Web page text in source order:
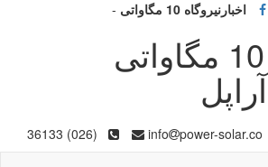
اخبارنیروگاه 10 مگاواتی -
نیروگاه 10 مگاواتی
info power-solar.co
(026) 36133